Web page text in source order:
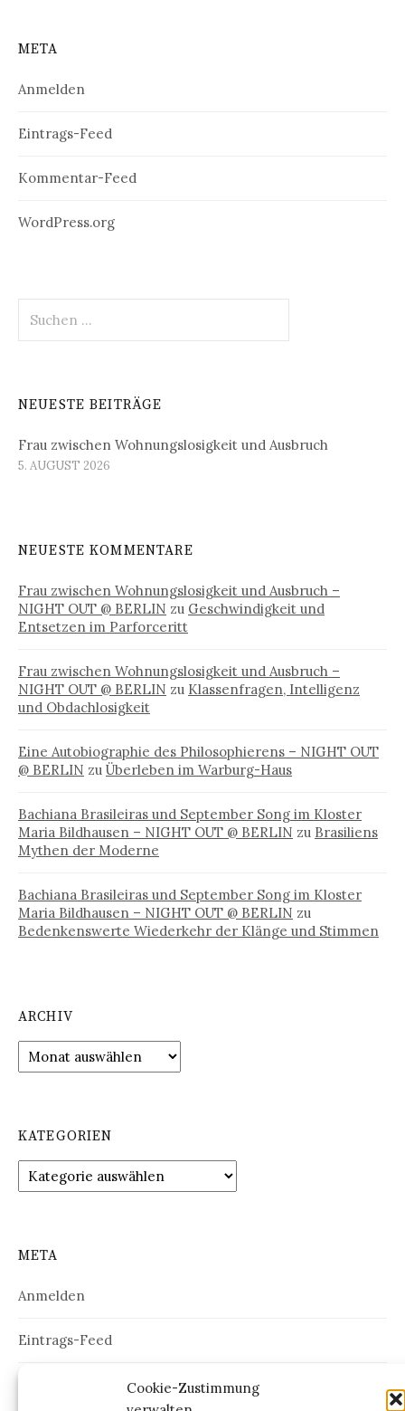
Cookie-Zustimmung
META
Anmelden
Eintrags-Feed
Kommentar-Feed
WordPress.org
nach:
NEUESTE BEITRÄGE
Frau zwischen Wohnungslosigkeit und Ausbruch
5. AUGUST 2026
NEUESTE KOMMENTARE
Frau zwischen Wohnungslosigkeit und Ausbruch –
NIGHT OUT @ BERLIN zu Geschwindigkeit und
Entsetzen im Parforceritt
Frau zwischen Wohnungslosigkeit und Ausbruch –
NIGHT OUT @ BERLIN zu Klassenfragen, Intelligenz
und Obdachlosigkeit
Eine Autobiographie des Philosophierens – NIGHT OUT
@ BERLIN zu Überleben im Warburg-Haus
Bachiana Brasileiras und September Song im Kloster
Maria Bildhausen – NIGHT OUT @ BERLIN zu Brasiliens
Mythen der Moderne
Bachiana Brasileiras und September Song im Kloster
Maria Bildhausen – NIGHT OUT @ BERLIN zu
Bedenkenswerte Wiederkehr der Klänge und Stimmen
ARCHIV
Archiv
KATEGORIEN
Kategorien
META
Anmelden
Eintrags-Feed
Kommentar-Feed